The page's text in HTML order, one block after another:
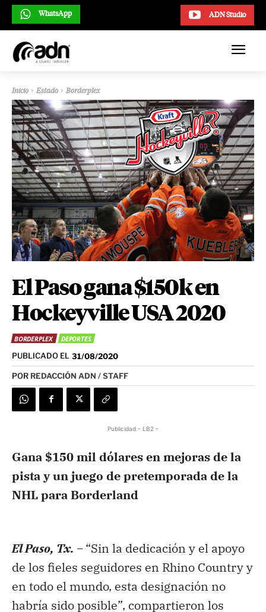
ADN Studio
WhatsApp
Inicio Estado Borderplex
El Paso gana $150k en
Hockeyville USA 2020
BORDERPLEX DEPORTES
PUBLICADO EL 31/08/2020
POR REDACCIÓN ADN / STAFF
Publicidad - LB2 -
Gana $150 mil dólares en mejoras de la
pista y un juego de pretemporada de la
NHL para Borderland
El Paso, Tx. –“Sin la dedicación y el apoyo
de los fieles seguidores en Rhino Country y
en todo el mundo, esta designación no
habría sido posible”, compartieron los